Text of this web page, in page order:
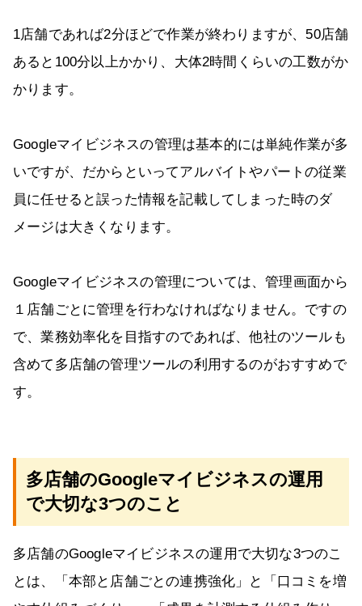
1店舗であれば2分ほどで作業が終わりますが、50店舗
あると100分以上かかり、大体2時間くらいの工数がか
かります。
Googleマイビジネスの管理は基本的には単純作業が多
いですが、だからといってアルバイトやパートの従業
員に任せると誤った情報を記載してしまった時のダ
メージは大きくなります。
Googleマイビジネスの管理については、管理画面から
１店舗ごとに管理を行わなければなりません。ですの
で、業務効率化を目指すのであれば、他社のツールも
含めて多店舗の管理ツールの利用するのがおすすめで
す。
多店舗のGoogleマイビジネスの運用
で大切な3つのこと
多店舗のGoogleマイビジネスの運用で大切な3つのこ
とは、「本部と店舗ごとの連携強化」と「口コミを増